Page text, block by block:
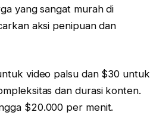
yang sangat murah di
aksi penipuan dan
video palsu dan $30 untuk
dan durasi konten.
$20.000 per menit.